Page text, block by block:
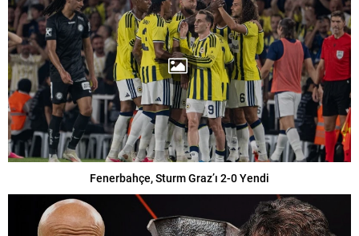
Fenerbahçe, Sturm Graz’ı 2-0 Yendi